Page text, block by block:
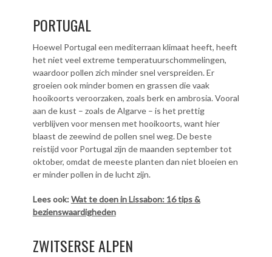
PORTUGAL
Hoewel Portugal een mediterraan klimaat heeft, heeft
het niet veel extreme temperatuurschommelingen,
waardoor pollen zich minder snel verspreiden. Er
groeien ook minder bomen en grassen die vaak
hooikoorts veroorzaken, zoals berk en ambrosia. Vooral
aan de kust – zoals de Algarve – is het prettig
verblijven voor mensen met hooikoorts, want hier
blaast de zeewind de pollen snel weg. De beste
reistijd voor Portugal zijn de maanden september tot
oktober, omdat de meeste planten dan niet bloeien en
er minder pollen in de lucht zijn.
Lees ook:Wat te doen in Lissabon: 16 tips &
bezienswaardigheden
ZWITSERSE ALPEN